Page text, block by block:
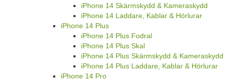
iPhone 14 Skärmskydd & Kameraskydd
iPhone 14 Laddare, Kablar & Hörlurar
iPhone 14 Plus
iPhone 14 Plus Fodral
iPhone 14 Plus Skal
iPhone 14 Plus Skärmskydd & Kameraskydd
iPhone 14 Plus Laddare, Kablar & Hörlurar
iPhone 14 Pro